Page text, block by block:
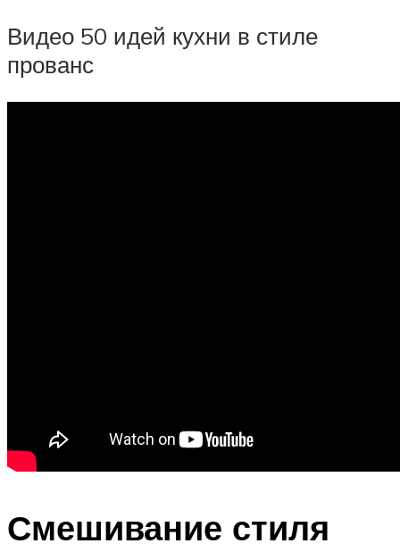
Видео 50 идей кухни в стиле
прованс
Смешивание стиля